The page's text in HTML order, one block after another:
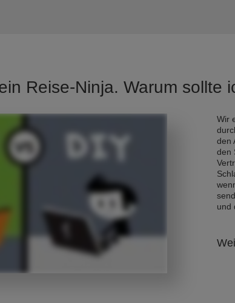
Reise-Ninja. Warum sollte
Wir
den
den
und